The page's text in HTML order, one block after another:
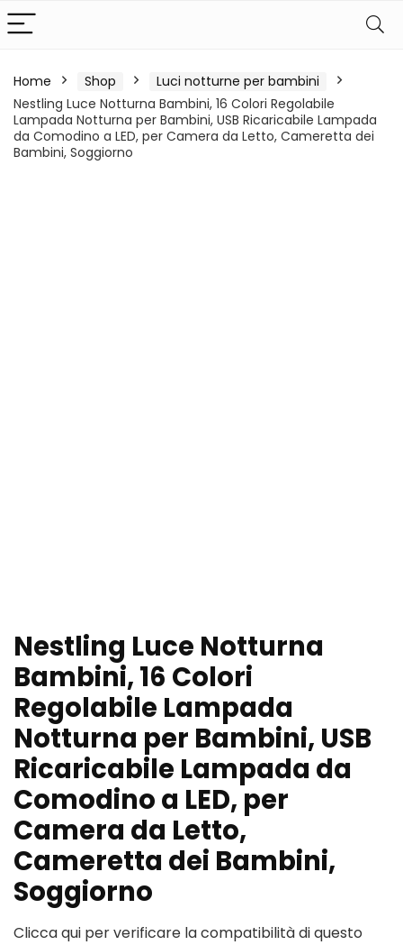
Home Shop
Luci notturne per bambini
Nestling Luce Notturna Bambini, 16 Colori Regolabile
Lampada Notturna per Bambini, USB Ricaricabile Lampada
da Comodino a LED, per Camera da Letto, Cameretta dei
Bambini, Soggiorno
Nestling Luce Notturna
Bambini, 16 Colori
Regolabile Lampada
Notturna per Bambini, USB
Ricaricabile Lampada da
Comodino a LED, per
Camera da Letto,
Cameretta dei Bambini,
Soggiorno
Clicca qui per verificare la compatibilità di questo